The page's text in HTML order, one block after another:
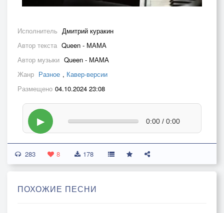
Исполнитель Дмитрий куракин
Автор текста Queen - МАМА
Автор музыки Queen - МАМА
Жанр Разное , Кавер-версии
Размещено 04.10.2024 23:08
▶ 0:00 / 0:00
283 8 178
ПОХОЖИЕ ПЕСНИ